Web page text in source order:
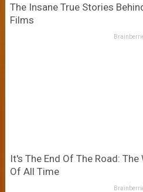
The Insane True Stories
Films
It's The End Of The Road:
Of All Time